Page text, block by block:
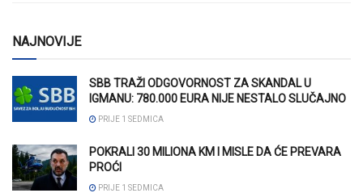
NAJNOVIJE
SBB TRAŽI ODGOVORNOST ZA SKANDAL U
IGMANU: 780.000 EURA NIJE NESTALO SLUČAJNO
PRIJE 1 SEDMICA
POKRALI 30 MILIONA KM I MISLE DA ĆE PREVARA
PROĆI
PRIJE 1 SEDMICA